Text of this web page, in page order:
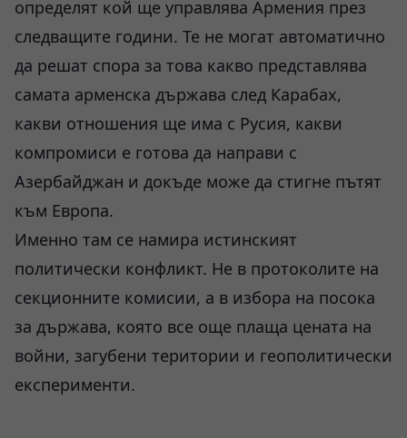
определят кой ще управлява Армения през
следващите години. Те не могат автоматично
да решат спора за това какво представлява
самата арменска държава след Карабах,
какви отношения ще има с Русия, какви
компромиси е готова да направи с
Азербайджан и докъде може да стигне пътят
към Европа.
Именно там се намира истинският
политически конфликт. Не в протоколите на
секционните комисии, а в избора на посока
за държава, която все още плаща цената на
войни, загубени територии и геополитически
експерименти.